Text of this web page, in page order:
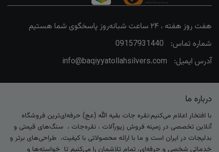
هفت روز هفته ، ۲۴ ساعت شبانه‌روز پاسخگوی شما هستیم
شماره تماس:
09157931440
آدرس ایمیل:
info@baqiyyatollahsilvers.com
درباره ما
با افتخار اعلام می‌کنیم:نقره جات بقیه الله (عج) حرفه‌ای‌ترین فروشگاه
آنلاین تخصصی در زمینه فروش زیورآلات ، نقره‌جات ، سنگ‌های قیمتی و
بدلیجات در ایران است و ما با ارائه محصولاتی با کیفیت، طراحی‌های برتر و
خدماتی شخصی و حرفه‌ای، تمام تلاشمان را می‌کنیم تا خواسته‌ها و